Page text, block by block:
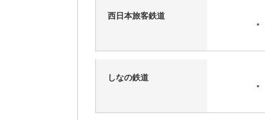
西日本旅客鉄道
しなの鉄道